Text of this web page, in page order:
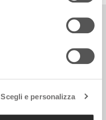
Scegli e personalizza
TUTTE LE NEWS